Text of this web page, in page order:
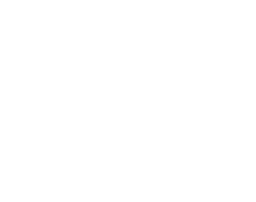
cui l’utente utilizza il
si occupano di analisi
media, i quali potrebbero
che ha fornito loro o
dei loro servizi.